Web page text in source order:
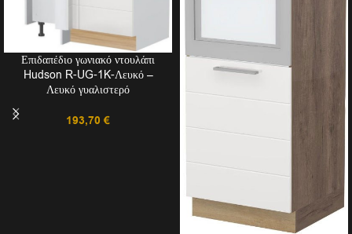
Επιδαπέδιο γωνιακό ντουλάπι
Hudson R-UG-1K-Λευκό –
Λευκό γυαλιστερό
193,70 €